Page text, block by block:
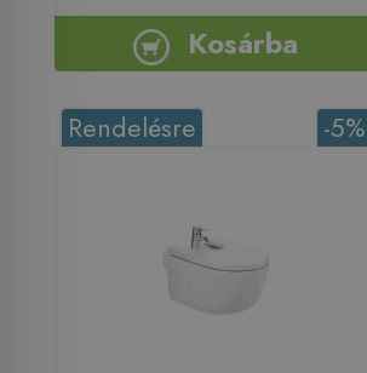
Kosárba
-5%
Rendelésre